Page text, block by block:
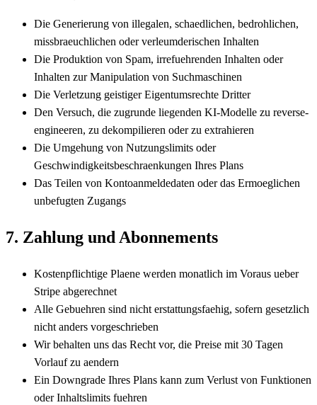
Die Generierung von illegalen, schaedlichen, bedrohlichen,
missbraeuchlichen oder verleumderischen Inhalten
Die Produktion von Spam, irrefuehrenden Inhalten oder
Inhalten zur Manipulation von Suchmaschinen
Die Verletzung geistiger Eigentumsrechte Dritter
Den Versuch, die zugrunde liegenden KI-Modelle zu reverse-
engineeren, zu dekompilieren oder zu extrahieren
Die Umgehung von Nutzungslimits oder
Geschwindigkeitsbeschraenkungen Ihres Plans
Das Teilen von Kontoanmeldedaten oder das Ermoeglichen
unbefugten Zugangs
7. Zahlung und Abonnements
Kostenpflichtige Plaene werden monatlich im Voraus ueber
Stripe abgerechnet
Alle Gebuehren sind nicht erstattungsfaehig, sofern gesetzlich
nicht anders vorgeschrieben
Wir behalten uns das Recht vor, die Preise mit 30 Tagen
Vorlauf zu aendern
Ein Downgrade Ihres Plans kann zum Verlust von Funktionen
oder Inhaltslimits fuehren